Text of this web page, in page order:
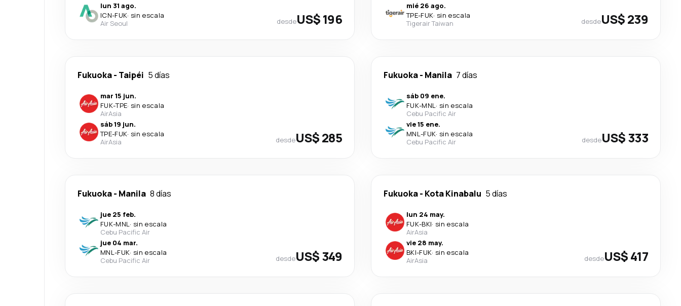
lun 31 ago.
ICN-FUK· sin escala
Air Seoul
desdeUS$ 196
mié 26 ago.
TPE-FUK· sin escala
Tigerair Taiwan
desdeUS$ 239
Fukuoka- Taipéi 5 días
mar 15 jun.
FUK-TPE· sin escala
AirAsia
sáb 19 jun.
TPE-FUK· sin escala
AirAsia
desdeUS$ 285
Fukuoka- Manila 7 días
sáb 09 ene.
FUK-MNL· sin escala
Cebu Pacific Air
vie 15 ene.
MNL-FUK· sin escala
Cebu Pacific Air
desdeUS$ 333
Fukuoka- Manila 8 días
jue 25 feb.
FUK-MNL· sin escala
Cebu Pacific Air
jue 04 mar.
MNL-FUK· sin escala
Cebu Pacific Air
desdeUS$ 349
Fukuoka- Kota Kinabalu 5 días
lun 24 may.
FUK-BKI· sin escala
AirAsia
vie 28 may.
BKI-FUK· sin escala
AirAsia
desdeUS$ 417